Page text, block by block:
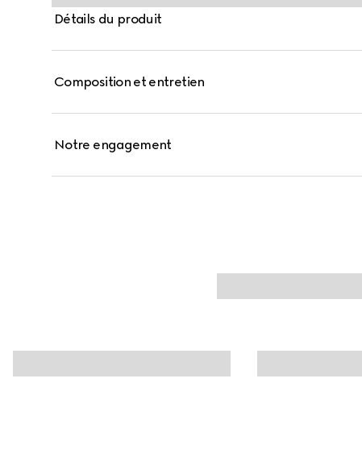
Détails du produit
Composition et entretien
Notre engagement